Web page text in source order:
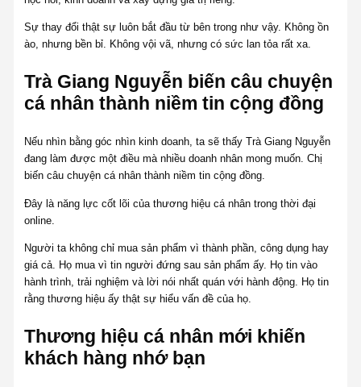
Sự thay đổi thật sự luôn bắt đầu từ bên trong như vậy. Không ồn
ào, nhưng bền bỉ. Không vội vã, nhưng có sức lan tỏa rất xa.
Trà Giang Nguyễn biến câu chuyện
cá nhân thành niềm tin cộng đồng
Nếu nhìn bằng góc nhìn kinh doanh, ta sẽ thấy Trà Giang Nguyễn
đang làm được một điều mà nhiều doanh nhân mong muốn. Chị
biến câu chuyện cá nhân thành niềm tin cộng đồng.
Đây là năng lực cốt lõi của thương hiệu cá nhân trong thời đại
online.
Người ta không chỉ mua sản phẩm vì thành phần, công dụng hay
giá cả. Họ mua vì tin người đứng sau sản phẩm ấy. Họ tin vào
hành trình, trải nghiệm và lời nói nhất quán với hành động. Họ tin
rằng thương hiệu ấy thật sự hiểu vấn đề của họ.
Thương hiệu cá nhân mới khiến
khách hàng nhớ bạn